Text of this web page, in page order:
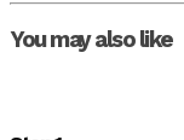
You may also like